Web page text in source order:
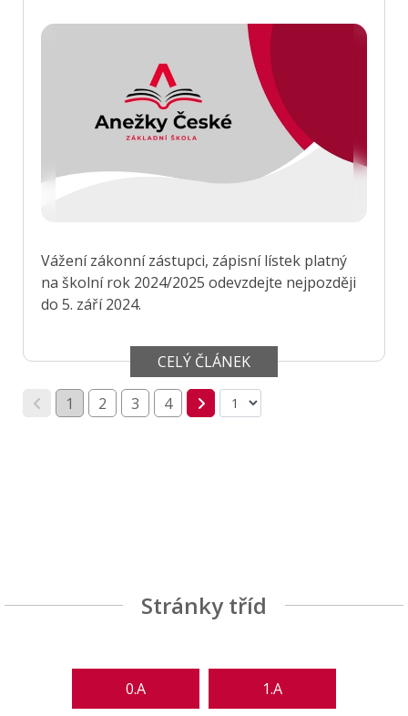
Vážení zákonní zástupci, zápisní lístek platný
na školní rok 2024/2025 odevzdejte nejpozději
do 5. září 2024.
CELÝ ČLÁNEK
1 2 3 4
Stránky tříd
0.A 1.A